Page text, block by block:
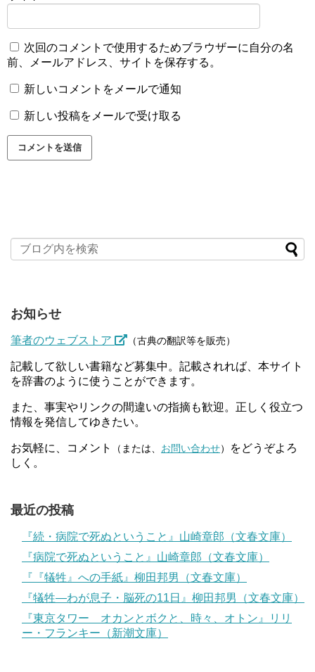
次回のコメントで使用するためブラウザーに自分の名
前、メールアドレス、サイトを保存する。
新しいコメントをメールで通知
新しい投稿をメールで受け取る
お知らせ
筆者のウェブストア （古典の翻訳等を販売）
記載して欲しい書籍など募集中。記載されれば、本サイト
を辞書のように使うことができます。
また、事実やリンクの間違いの指摘も歓迎。正しく役立つ
情報を発信してゆきたい。
お気軽に、コメント （または、 お問い合わせ）
をどうぞよろ
しく。
最近の投稿
『続・病院で死ぬということ』山崎章郎（文春文庫）
『病院で死ぬということ』山崎章郎（文春文庫）
『『犠牲』への手紙』柳田邦男（文春文庫）
『犠牲―わが息子・脳死の11日』柳田邦男（文春文庫）
『東京タワー オカンとボクと、時々、オトン』リリ
ー・フランキー（新潮文庫）